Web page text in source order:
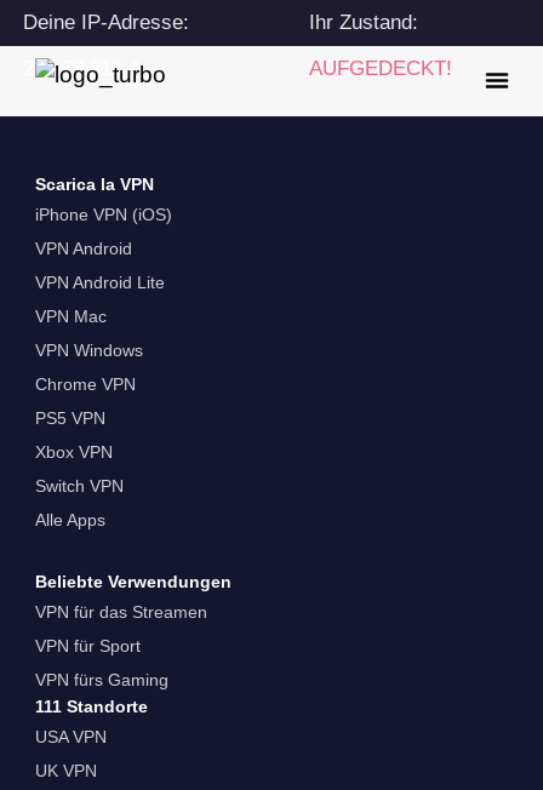
Deine IP-Adresse:
216.73.216.4
Ihr Zustand:
AUFGEDECKT!
Scarica la VPN
iPhone VPN (iOS)
VPN Android
VPN Android Lite
VPN Mac
VPN Windows
Chrome VPN
PS5 VPN
Xbox VPN
Switch VPN
Alle Apps
Beliebte Verwendungen
VPN für das Streamen
VPN für Sport
VPN fürs Gaming
111 Standorte
USA VPN
UK VPN